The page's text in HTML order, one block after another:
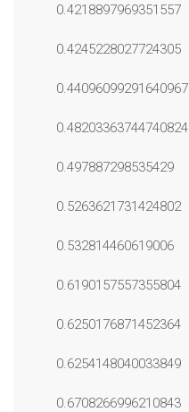
0.4218897969351557
0.4245228027724305
0.44096099291640967
0.48203363744740824
0.497887298535429
0.5263621731424802
0.532814460619006
0.6190157557355804
0.6250176871452364
0.6254148040033849
0.6708266996210843